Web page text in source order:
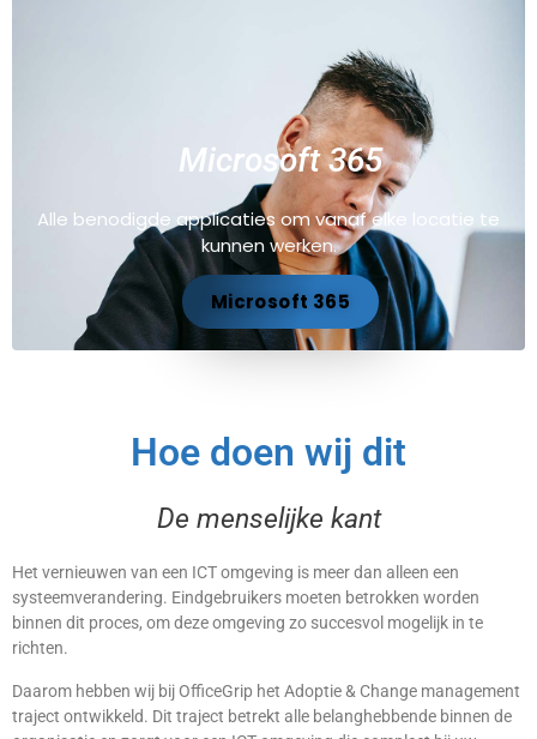
Microsoft 365
Alle benodigde applicaties om vanaf elke locatie te
kunnen werken.
Microsoft 365
Hoe doen wij dit
De menselijke kant
Het vernieuwen van een ICT omgeving is meer dan alleen een
systeemverandering. Eindgebruikers moeten betrokken worden
binnen dit proces, om deze omgeving zo succesvol mogelijk in te
richten.
Daarom hebben wij bij OfficeGrip het Adoptie & Change management
traject ontwikkeld. Dit traject betrekt alle belanghebbende binnen de